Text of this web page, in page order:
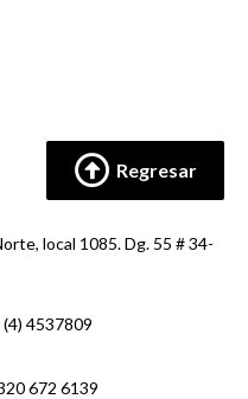
Regresar
local 1085. Dg. 55 # 34-
(4) 4537809
672 6139